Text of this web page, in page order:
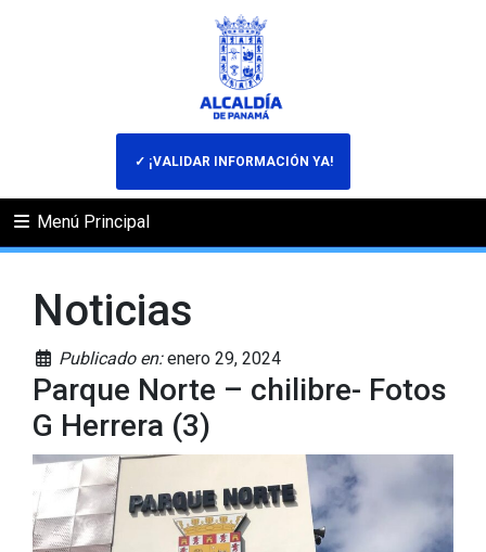
✓ ¡VALIDAR INFORMACIÓN YA!
Menú Principal
Noticias
Publicado en:enero 29, 2024
Parque Norte – chilibre- Fotos
G Herrera (3)